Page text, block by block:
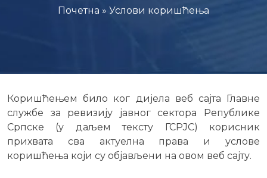
Почетна » Услови коришћења
Коришћењем било ког дијела веб сајта Главне
службе за ревизију јавног сектора Републике
Српске (у даљем тексту ГСРЈС) корисник
прихвата сва актуелна права и услове
коришћења који су објављени на овом веб сајту.